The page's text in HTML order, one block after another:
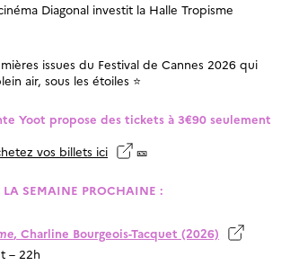
Diagonal investit la Halle Tropisme
issues du Festival de Cannes 2026 qui
air, sous les étoiles ⭐
Yoot propose des tickets à 3€90 seulement
vos billets ici
🎫
LA SEMAINE PROCHAINE :
, Charline Bourgeois-Tacquet (2026)
– 22h